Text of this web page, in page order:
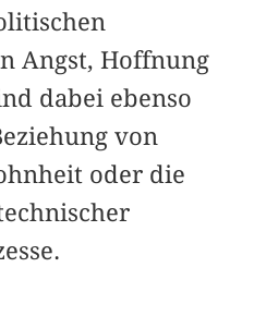
Angst, Hoffnung
dabei ebenso
von
oder die